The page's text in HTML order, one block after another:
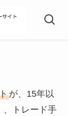
が、15年以
、トレード手